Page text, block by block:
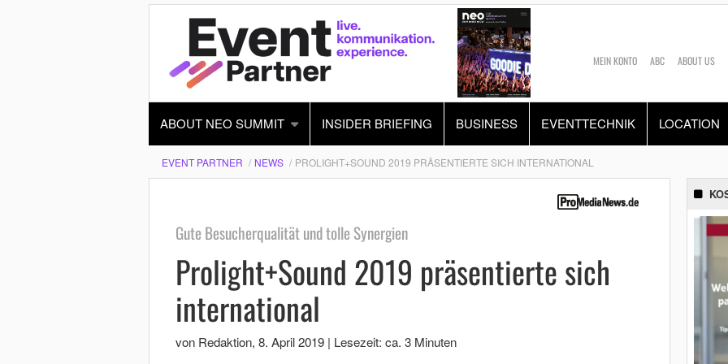
MEIN KONTO ABC ABOUT US
ABOUT NEO SUMMIT INSIDER BRIEFING BUSINESS EVENTTECHNIK LOCATION
EVENT PARTNER NEWS PROLIGHT+SOUND 2019 PRÄSENTIERTE SICH INTERNATIONAL
Gute Besucherqualität und tolle Synergien
Prolight+Sound 2019 präsentierte sich
international
von Redaktion, 8. April 2019 | Lesezeit: ca. 3 Minuten